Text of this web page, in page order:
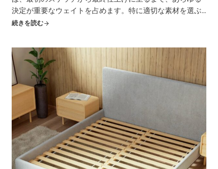
決定が重要なウェイトを占めます。特に適切な素材を選ぶ
ことは、作品を平凡なものから非凡なものへ、一時のトレ
ちです。
続きを読む